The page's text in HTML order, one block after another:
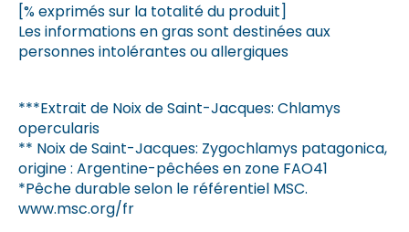
[% exprimés sur la totalité du produit]
Les informations en gras sont destinées aux
personnes intolérantes ou allergiques
***Extrait de Noix de Saint-Jacques: Chlamys
opercularis
** Noix de Saint-Jacques: Zygochlamys patagonica,
origine : Argentine-pêchées en zone FAO41
*Pêche durable selon le référentiel MSC.
www.msc.org/fr